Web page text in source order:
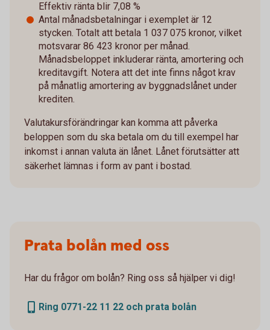
Effektiv ränta blir 7,08 %
Antal månadsbetalningar i exemplet är 12
stycken. Totalt att betala 1 037 075 kronor, vilket
motsvarar 86 423 kronor per månad.
Månadsbeloppet inkluderar ränta, amortering och
kreditavgift. Notera att det inte finns något krav
på månatlig amortering av byggnadslånet under
krediten.
Valutakursförändringar kan komma att påverka
beloppen som du ska betala om du till exempel har
inkomst i annan valuta än lånet. Lånet förutsätter att
säkerhet lämnas i form av pant i bostad.
Prata bolån med oss
Har du frågor om bolån? Ring oss så hjälper vi dig!
Ring 0771-22 11 22 och prata bolån